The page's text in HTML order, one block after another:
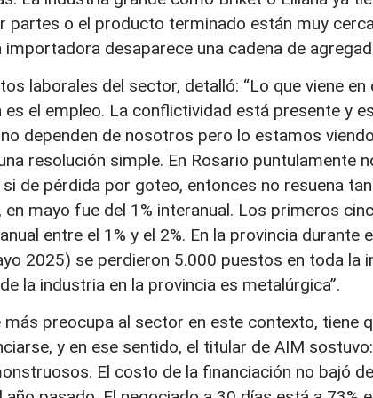
partes o el producto terminado están muy
desaparece una cadena de
laborales del sector, detalló: “Lo que viene
el empleo. La conflictividad está presente y
dependen de nosotros pero lo estamos
resolución simple. En Rosario puntulamente
de pérdida por goteo, entonces no resuena
en mayo fue del 1% interanual. Los primeros
entre el 1% y el 2%. En la provincia durante
2025) se perdieron 5.000 puestos en toda la
la industria en la provincia es metalúrgica”.
preocupa al sector en este contexto, tiene
y en ese sentido, el titular de AIM
El costo de la financiación no bajó